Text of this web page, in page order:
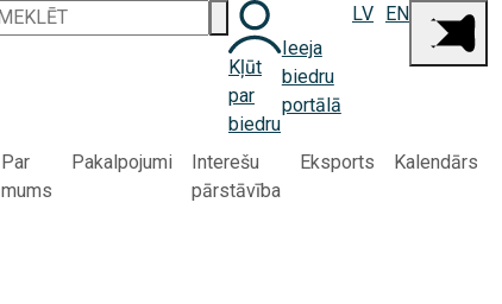
Kļūt
par
biedru
Ieeja
biedru
portālā
LV EN
Par
mums
Pakalpojumi
Interešu
pārstāvība
Eksports Kalendārs